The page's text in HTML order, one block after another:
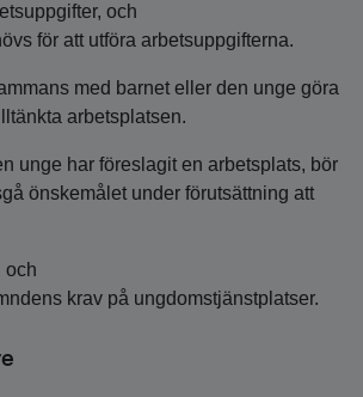
och
för att utföra arbetsuppgifterna.
med barnet eller den unge göra
arbetsplatsen.
unge har föreslagit en arbetsplats, bör
önskemålet under förutsättning att
och
krav på ungdomstjänstplatser.